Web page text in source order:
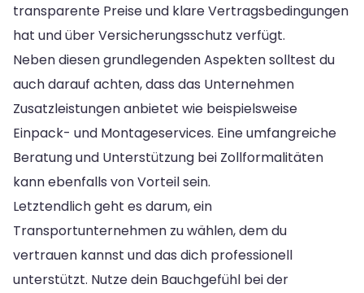
transparente Preise und klare Vertragsbedingungen
hat und über Versicherungsschutz verfügt.
Neben diesen grundlegenden Aspekten solltest du
auch darauf achten, dass das Unternehmen
Zusatzleistungen anbietet wie beispielsweise
Einpack- und Montageservices. Eine umfangreiche
Beratung und Unterstützung bei Zollformalitäten
kann ebenfalls von Vorteil sein.
Letztendlich geht es darum, ein
Transportunternehmen zu wählen, dem du
vertrauen kannst und das dich professionell
unterstützt. Nutze dein Bauchgefühl bei der